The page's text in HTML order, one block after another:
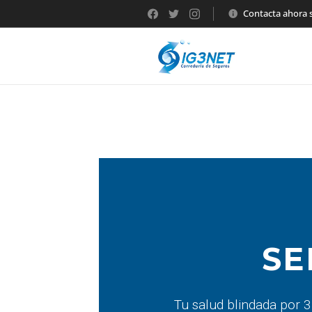
Contacta ahora
Tu salud blindada por